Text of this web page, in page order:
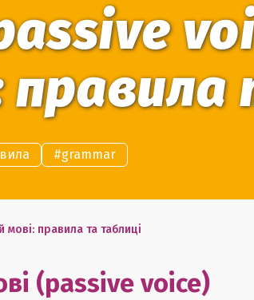
#grammar
мові: правила та таблиці
(passive voice)